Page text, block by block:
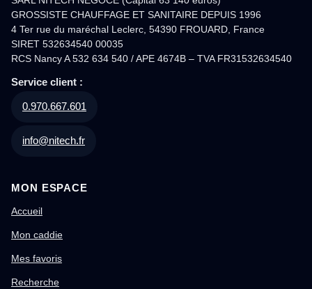
GROSSISTE CHAUFFAGE ET SANITAIRE DEPUIS 1996
4 Ter rue du maréchal Leclerc, 54390 FROUARD, France
SIRET 532634540 00035
RCS Nancy A 532 634 540 / APE 4674B – TVA FR31532634540
Service client :
0.970.667.601
info@nitech.fr
MON ESPACE
Accueil
Mon caddie
Mes favoris
Recherche